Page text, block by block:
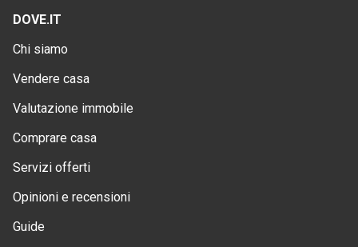
DOVE.IT
Chi siamo
Vendere casa
Valutazione immobile
Comprare casa
Servizi offerti
Opinioni e recensioni
Guide